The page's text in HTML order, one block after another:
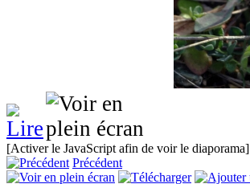
[Activer le JavaScript afin de voir le diaporama]
Précédent